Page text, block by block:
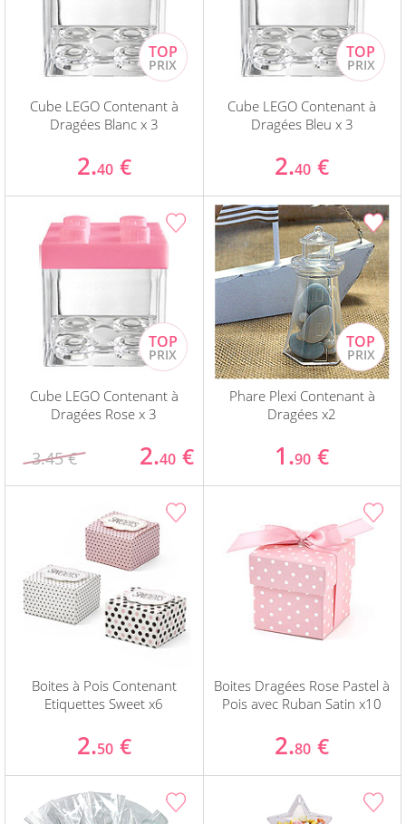
Cube LEGO Contenant à
Dragées Blanc x 3
2.40 €
Cube LEGO Contenant à
Dragées Bleu x 3
2.40 €
Cube LEGO Contenant à
Dragées Rose x 3
3.45 € 2.40 €
Phare Plexi Contenant à
Dragées x2
1.90 €
Boites à Pois Contenant
Etiquettes Sweet x6
2.50 €
Boites Dragées Rose Pastel à
Pois avec Ruban Satin x10
2.80 €